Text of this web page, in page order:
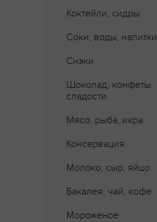
Коктейли, сидры
Соки, воды, напитки
Снэки
Шоколад, конфеты,
сладости
Мясо, рыба, икра
Консервация
Молоко, сыр, яйцо
Бакалея, чай, кофе
Мороженое